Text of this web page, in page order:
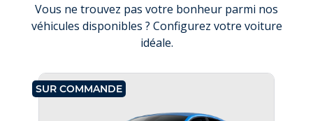
Vous ne trouvez pas votre bonheur parmi nos
véhicules disponibles ? Configurez votre voiture
idéale.
SUR COMMANDE